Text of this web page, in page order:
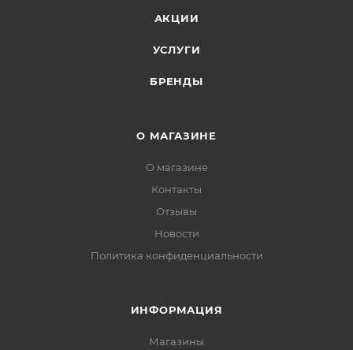
АКЦИИ
УСЛУГИ
БРЕНДЫ
О МАГАЗИНЕ
О магазине
Контакты
Отзывы
Новости
Политика конфиденциальности
ИНФОРМАЦИЯ
Магазины